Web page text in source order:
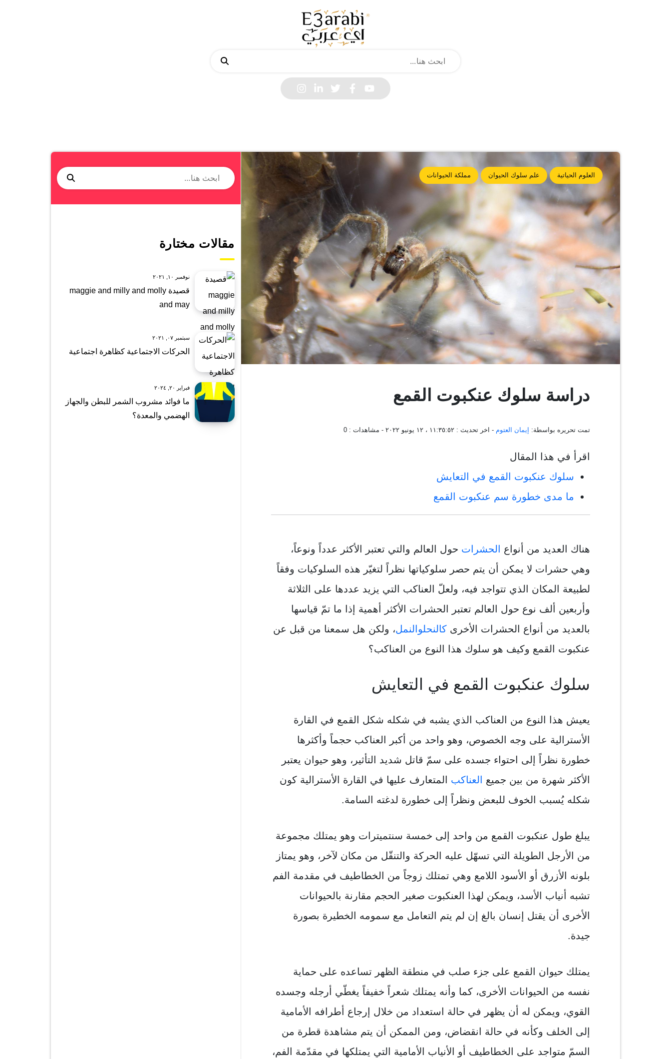
العلوم الحياتية علم سلوك الحيوان مملكة الحيوانات
دراسة سلوك عنكبوت القمع
تمت تحريره بواسطة: إيمان العتوم - اخر تحديث : ١١:٣٥:٥٢ ، ١٢ يونيو ٢٠٢٢ - مشاهدات : 0
اقرأ في هذا المقال
سلوك عنكبوت القمع في التعايش
ما مدى خطورة سم عنكبوت القمع
هناك العديد من أنواع الحشرات حول العالم والتي تعتبر الأكثر عدداً ونوعاً،
وهي حشرات لا يمكن أن يتم حصر سلوكياتها نظراً لتغيّر هذه السلوكيات وفقاً
لطبيعة المكان الذي تتواجد فيه، ولعلّ العناكب التي يزيد عددها على الثلاثة
وأربعين ألف نوع حول العالم تعتبر الحشرات الأكثر أهمية إذا ما تمّ قياسها
بالعديد من أنواع الحشرات الأخرى كالنحلوالنمل، ولكن هل سمعنا من قبل عن
عنكبوت القمع وكيف هو سلوك هذا النوع من العناكب؟
سلوك عنكبوت القمع في التعايش
يعيش هذا النوع من العناكب الذي يشبه في شكله شكل القمع في القارة
الأسترالية على وجه الخصوص، وهو واحد من أكبر العناكب حجماً وأكثرها
خطورة نظراً إلى احتواء جسده على سمّ قاتل شديد التأثير، وهو حيوان يعتبر
الأكثر شهرة من بين جميع
العناكب المتعارف عليها في القارة الأسترالية كون
شكله يُسبب الخوف للبعض ونظراً إلى خطورة لدغته السامة.
يبلغ طول عنكبوت القمع من واحد إلى خمسة سنتميترات وهو يمتلك مجموعة
من الأرجل الطويلة التي تسهّل عليه الحركة والتنقّل من مكان لآخر، وهو يمتاز
بلونه الأزرق أو الأسود اللامع وهي تمتلك زوجاً من الخطاطيف في مقدمة الفم
تشبه أنياب الأسد، ويمكن لهذا العنكبوت صغير الحجم مقارنة بالحيوانات
الأخرى أن يقتل إنسان بالغ إن لم يتم التعامل مع سمومه الخطيرة بصورة
جيدة.
يمتلك حيوان القمع على جزء صلب في منطقة الظهر تساعده على حماية
نفسه من الحيوانات الأخرى، كما وأنه يمتلك شعراً خفيفاً يغطّي أرجله وجسده
القوي، ويمكن له أن يظهر في حالة استعداد من خلال إرجاع أطرافه الأمامية
إلى الخلف وكأنه في حالة انقضاض، ومن الممكن أن يتم مشاهدة قطرة من
السمّ متواجد على الخطاطيف أو الأنياب الأمامية التي يمتلكها في مقدّمة الفم،
مقالات مختارة
نوفمبر ١٠, ٢٠٢١
قصيدة maggie and milly and molly
and may
سبتمبر ٠٧, ٢٠٢١
الحركات الاجتماعية كظاهرة اجتماعية
فبراير ٢٠, ٢٠٢٤
ما فوائد مشروب الشمر للبطن والجهاز
الهضمي والمعدة؟